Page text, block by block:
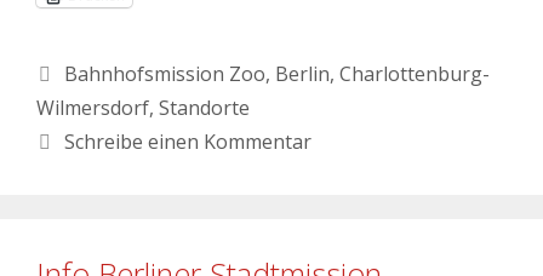
Bahnhofsmission Zoo, Berlin, Charlottenburg-
Wilmersdorf, Standorte
Schreibe einen Kommentar